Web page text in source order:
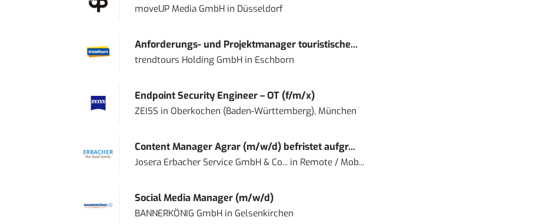
moveUP Media GmbHin Düsseldorf
Anforderungs- und Projektmanager touristische...
trendtours Holding GmbHin Eschborn
Endpoint Security Engineer – OT (f/m/x)
ZEISS in Oberkochen (Baden-Württemberg), München
Content Manager Agrar (m/w/d) befristet aufgr...
Josera Erbacher Service GmbH & Co...in Remote / Mob...
Social Media Manager (m/w/d)
BANNERKÖNIG GmbHin Gelsenkirchen